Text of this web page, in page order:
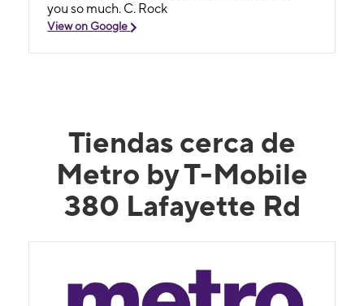
you so much. C. Rock
View on Google
Tiendas cerca de
Metro by T-Mobile
380 Lafayette Rd